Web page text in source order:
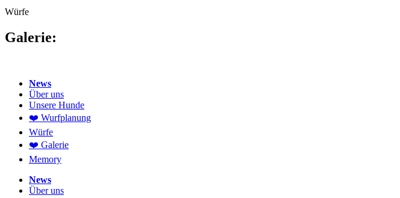
Würfe
Galerie:
News
Über uns
Unsere Hunde
❤️ Wurfplanung
Würfe
❤️ Galerie
Memory
News
Über uns